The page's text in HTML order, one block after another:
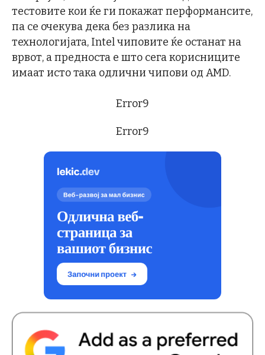
тестовите кои ќе ги покажат перформансите,
па се очекува дека без разлика на
технологијата, Intel чиповите ќе останат на
врвот, а предноста е што сега корисниците
имаат исто така одлични чипови од AMD.
Error9
Error9